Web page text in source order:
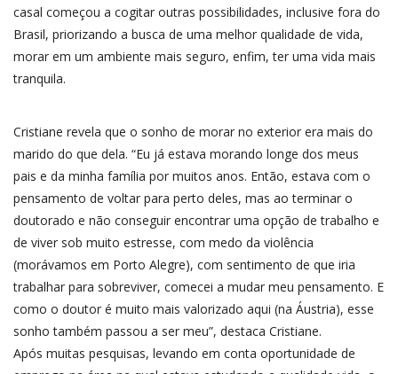
casal começou a cogitar outras possibilidades, inclusive fora do
Brasil, priorizando a busca de uma melhor qualidade de vida,
morar em um ambiente mais seguro, enfim, ter uma vida mais
tranquila.
Cristiane revela que o sonho de morar no exterior era mais do
marido do que dela. “Eu já estava morando longe dos meus
pais e da minha família por muitos anos. Então, estava com o
pensamento de voltar para perto deles, mas ao terminar o
doutorado e não conseguir encontrar uma opção de trabalho e
de viver sob muito estresse, com medo da violência
(morávamos em Porto Alegre), com sentimento de que iria
trabalhar para sobreviver, comecei a mudar meu pensamento. E
como o doutor é muito mais valorizado aqui (na Áustria), esse
sonho também passou a ser meu”, destaca Cristiane.
Após muitas pesquisas, levando em conta oportunidade de